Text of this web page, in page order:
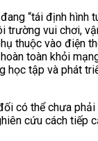
“tái định hình
trường vui chơi,
thuộc vào điện
toàn khỏi
học tập và phát
có thể chưa
cứu cách tiếp